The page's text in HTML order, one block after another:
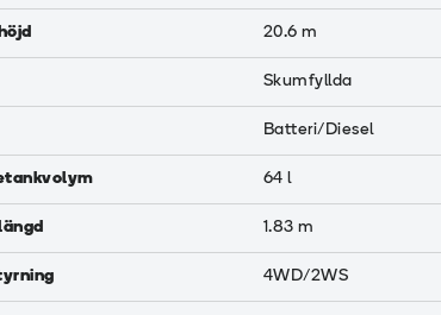
20.6 m
Skumfyllda
Batteri/Diesel
64 l
1.83 m
4WD/2WS